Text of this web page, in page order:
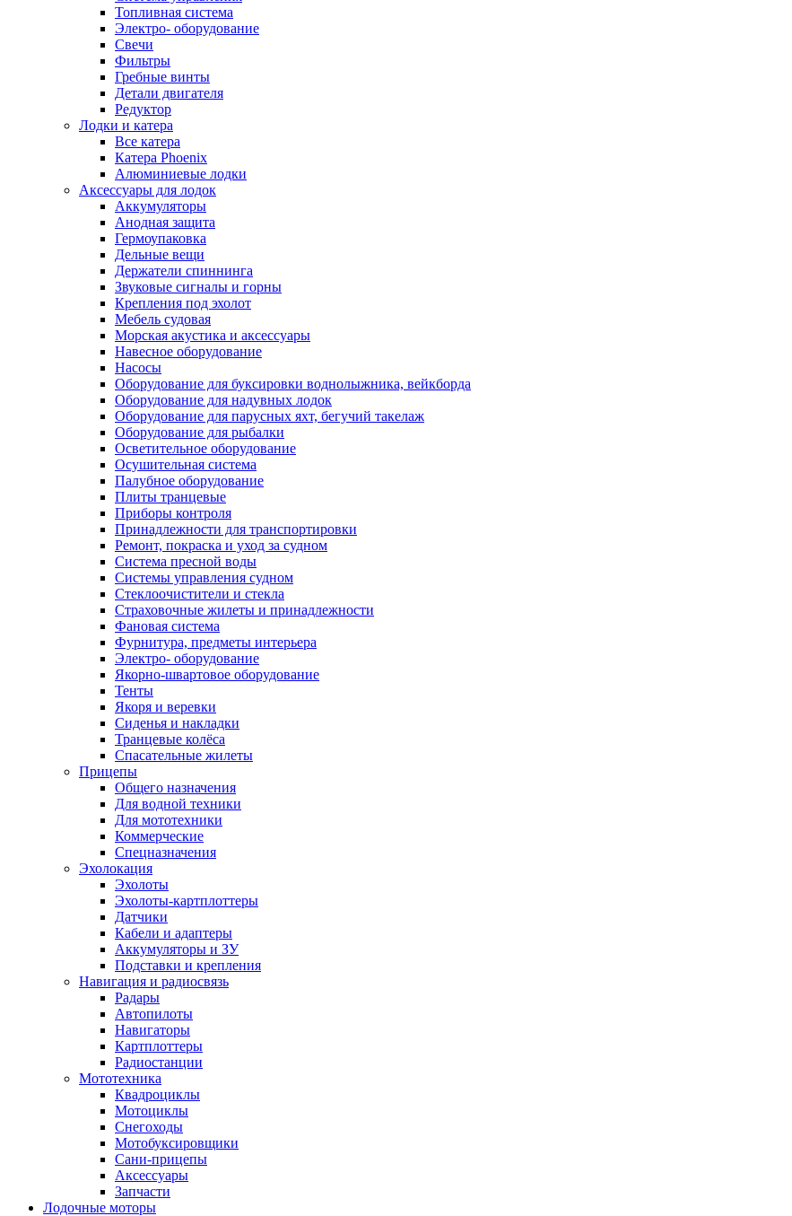
Топливная система
Электро- оборудование
Свечи
Фильтры
Гребные винты
Детали двигателя
Редуктор
Лодки и катера
Все катера
Катера Phoenix
Алюминиевые лодки
Аксессуары для лодок
Аккумуляторы
Анодная защита
Гермоупаковка
Дельные вещи
Держатели спиннинга
Звуковые сигналы и горны
Крепления под эхолот
Мебель судовая
Морская акустика и аксессуары
Навесное оборудование
Насосы
Оборудование для буксировки воднолыжника, вейкборда
Оборудование для надувных лодок
Оборудование для парусных яхт, бегучий такелаж
Оборудование для рыбалки
Осветительное оборудование
Осушительная система
Палубное оборудование
Плиты транцевые
Приборы контроля
Принадлежности для транспортировки
Ремонт, покраска и уход за судном
Система пресной воды
Системы управления судном
Стеклоочистители и стекла
Страховочные жилеты и принадлежности
Фановая система
Фурнитура, предметы интерьера
Электро- оборудование
Якорно-швартовое оборудование
Тенты
Якоря и веревки
Сиденья и накладки
Транцевые колёса
Спасательные жилеты
Прицепы
Общего назначения
Для водной техники
Для мототехники
Коммерческие
Спецназначения
Эхолокация
Эхолоты
Эхолоты-картплоттеры
Датчики
Кабели и адаптеры
Аккумуляторы и ЗУ
Подставки и крепления
Навигация и радиосвязь
Радары
Автопилоты
Навигаторы
Картплоттеры
Радиостанции
Мототехника
Квадроциклы
Мотоциклы
Снегоходы
Мотобуксировщики
Сани-прицепы
Аксессуары
Запчасти
Лодочные моторы